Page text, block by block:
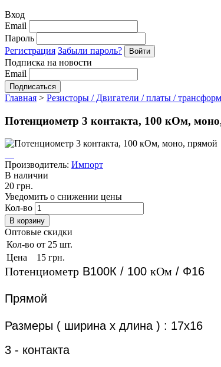
Вход
Email
Пароль
Регистрация Забыли пароль?
Подписка на новости
Email
Главная > Резисторы / Двигатели / платы /
Потенциометр 3 контакта, 100 кОм,
Производитель: Импорт
В наличии
20 грн.
Уведомить о снижении цены
Кол-во
Оптовые скидки
Кол-во от 25 шт.
Цена
15 грн.
Потенциометр В100К / 100 кОм / Ф16
Прямой
Размеры ( ширина х длина ) : 17х16
3 - контакта